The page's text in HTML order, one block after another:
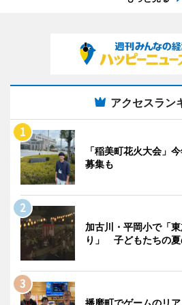
アクセスラン
「稲美町花火大会」
募集も
加古川・平岡小で「
り」 子どもたちの夏
播磨町でゲームのリ